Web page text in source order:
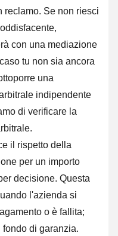
reclamo. Se non riesci
con una mediazione
tu non sia ancora
una
indipendente
di verificare la
il rispetto della
per un importo
decisione. Questa
l'azienda si
o è fallita;
di garanzia.